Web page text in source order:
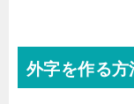
外字を作る方